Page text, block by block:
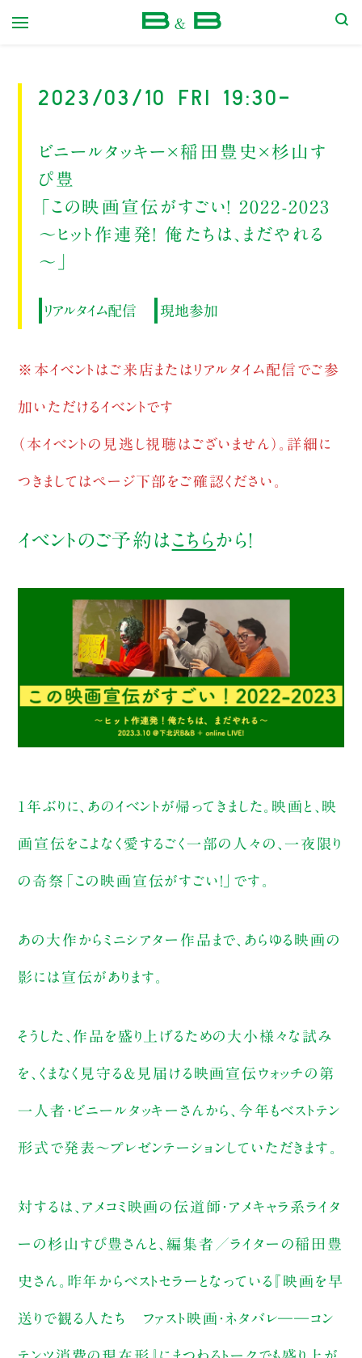
2023/03/10 Fri 19:30-
ビニールタッキー×稲田豊史×杉山す
ぴ豊
「この映画宣伝がすごい！ 2022-2023
～ヒット作連発！ 俺たちは、まだやれる
～」
リアルタイム配信 現地参加
※本イベントはご来店またはリアルタイム配信でご参
加いただけるイベントです
（本イベントの見逃し視聴はございません）。詳細に
つきましてはページ下部をご確認ください。
イベントのご予約は こちらから！
1年ぶりに、あのイベントが帰ってきました。映画と、映
画宣伝をこよなく愛するごく一部の人々の、一夜限り
の奇祭「この映画宣伝がすごい！」です。
あの大作からミニシアター作品まで、あらゆる映画の
影には宣伝があります。
そうした、作品を盛り上げるための大小様々な試み
を、くまなく見守る&見届ける映画宣伝ウォッチの第
一人者・ビニールタッキーさんから、今年もベストテン
形式で発表～プレゼンテーションしていただきます。
対するは、アメコミ映画の伝道師・アメキャラ系ライタ
ーの杉山すぴ豊さんと、編集者／ライターの稲田豊
史さん。昨年からベストセラーとなっている『映画を早
送りで観る人たち ファスト映画・ネタバレ――コン